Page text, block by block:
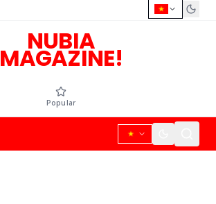
NUBIA
MAGAZINE!
Popular